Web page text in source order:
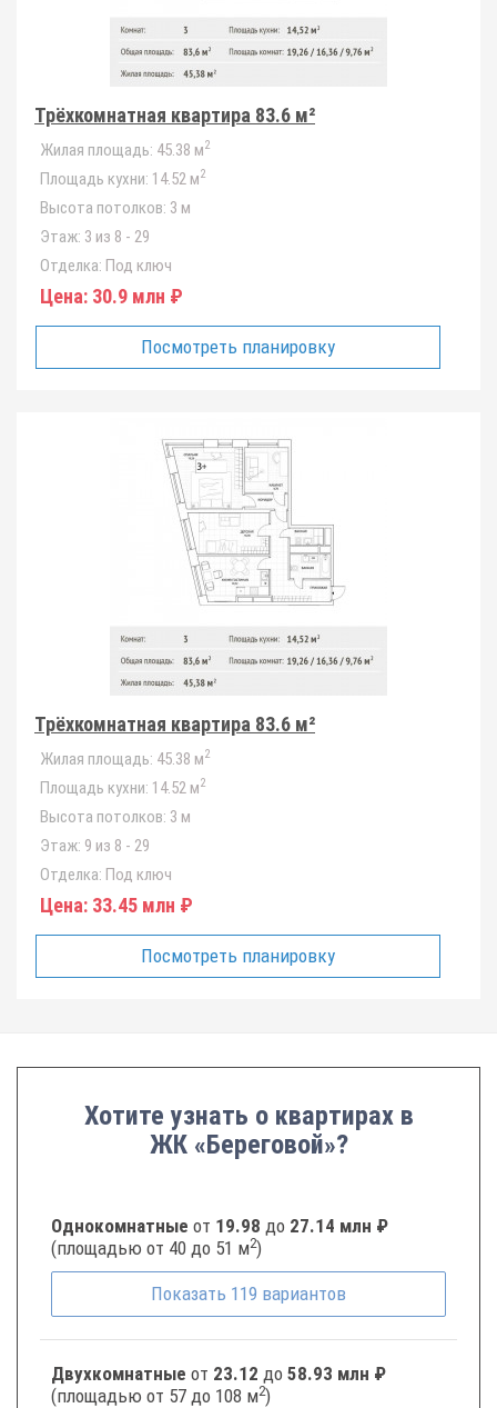
Трёхкомнатная квартира 83.6 м²
Жилая площадь: 45.38 м2
Площадь кухни: 14.52 м2
Высота потолков: 3 м
Этаж: 3 из 8 - 29
Отделка: Под ключ
Цена: 30.9 млн ₽
Посмотреть планировку
Трёхкомнатная квартира 83.6 м²
Жилая площадь: 45.38 м2
Площадь кухни: 14.52 м2
Высота потолков: 3 м
Этаж: 9 из 8 - 29
Отделка: Под ключ
Цена: 33.45 млн ₽
Посмотреть планировку
Хотите узнать о квартирах в
ЖК «Береговой»?
Однокомнатные от 19.98 до 27.14 млн ₽
(площадью от 40 до 51 м2)
Показать 119 вариантов
Двухкомнатные от 23.12 до 58.93 млн ₽
(площадью от 57 до 108 м2)